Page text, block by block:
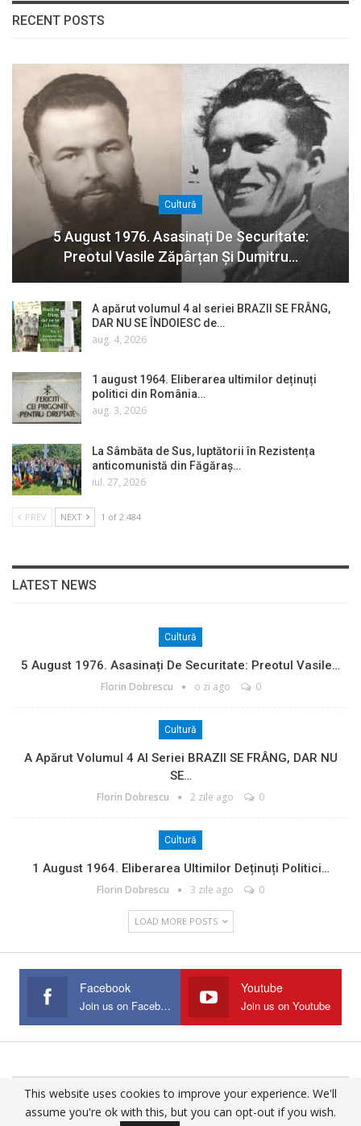
RECENT POSTS
Cultură
5 August 1976. Asasinați De Securitate:
Preotul Vasile Zăpârțan Și Dumitru…
A apărut volumul 4 al seriei BRAZII SE FRÂNG,
DAR NU SE ÎNDOIESC de…
aug. 4, 2026
1 august 1964. Eliberarea ultimilor deținuți
politici din România…
aug. 3, 2026
La Sâmbăta de Sus, luptătorii în Rezistența
anticomunistă din Făgăraș…
iul. 27, 2026
PREV NEXT 1 of 2.484
LATEST NEWS
Cultură
5 August 1976. Asasinați De Securitate: Preotul Vasile…
Florin Dobrescu o zi ago 0
Cultură
A Apărut Volumul 4 Al Seriei BRAZII SE FRÂNG, DAR NU
SE…
Florin Dobrescu 2 zile ago 0
Cultură
1 August 1964. Eliberarea Ultimilor Deținuți Politici…
Florin Dobrescu 3 zile ago 0
LOAD MORE POSTS
Facebook
Join us on Facebook
Youtube
Join us on Youtube
© 2025 - All Rights Reserved.
This website uses cookies to improve your experience. We'll
assume you're ok with this, but you can opt-out if you wish.